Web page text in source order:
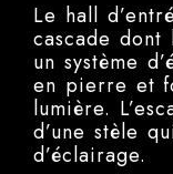
Le hall
cascade dont
un système
en pierre et
lumière.
d’une stèle
d’éclairage.